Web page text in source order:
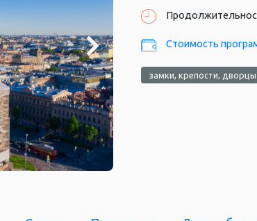
Стоимость
замки, крепости, дворцы